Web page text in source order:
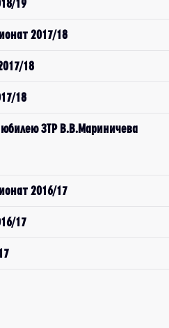
19
2017/18
18
18
ЗТР В.В.Мариничева
2016/17
17